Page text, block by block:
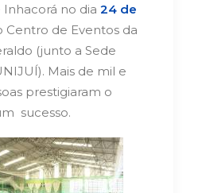
no dia 24 de
Centro de Eventos da
(junto a Sede
Mais de mil e
prestigiaram o
sucesso.